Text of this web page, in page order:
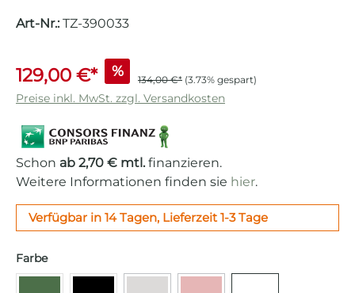
Art-Nr.: TZ-390033
129,00 €* % 134,00 €* (3.73% gespart)
Preise inkl. MwSt. zzgl. Versandkosten
Schon ab 2,70 € mtl. finanzieren.
Weitere Informationen finden sie hier.
Verfügbar in 14 Tagen, Lieferzeit 1-3 Tage
Farbeauswählen